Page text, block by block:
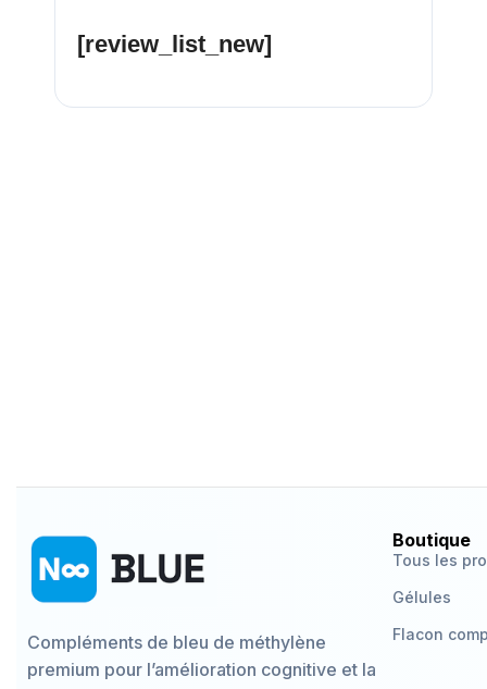
[review_list_new]
Compléments de bleu de méthylène
premium pour l’amélioration cognitive et la
Boutique
Tous les
Gélules
Flacon